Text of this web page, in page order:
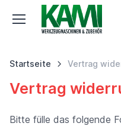
Startseite Vertrag
Vertrag
Bitte fülle das folgende